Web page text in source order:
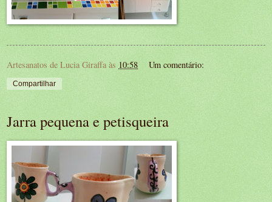
Artesanatos de Lucia Giraffa às 10:58 Um comentário:
Compartilhar
Jarra pequena e petisqueira